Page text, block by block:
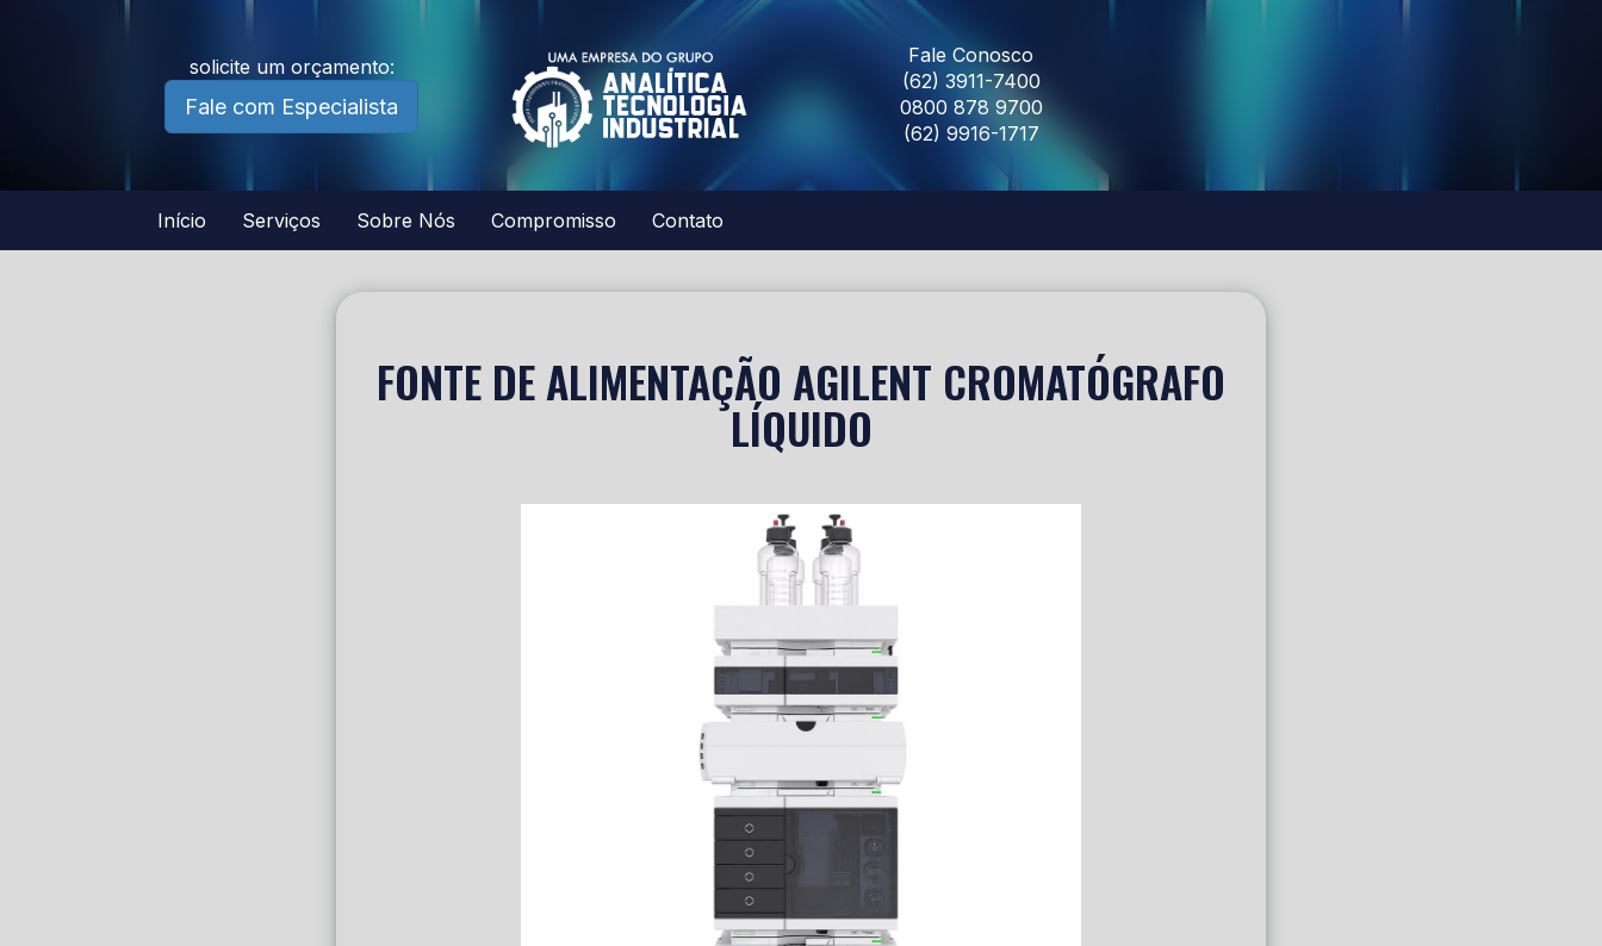
solicite um orçamento:
Fale com Especialista
Fale Conosco
(62) 3911-7400
0800 878 9700
(62) 9916-1717
Início Serviços Sobre Nós Compromisso Contato
FONTE DE ALIMENTAÇÃO AGILENT CROMATÓGRAFO
LÍQUIDO